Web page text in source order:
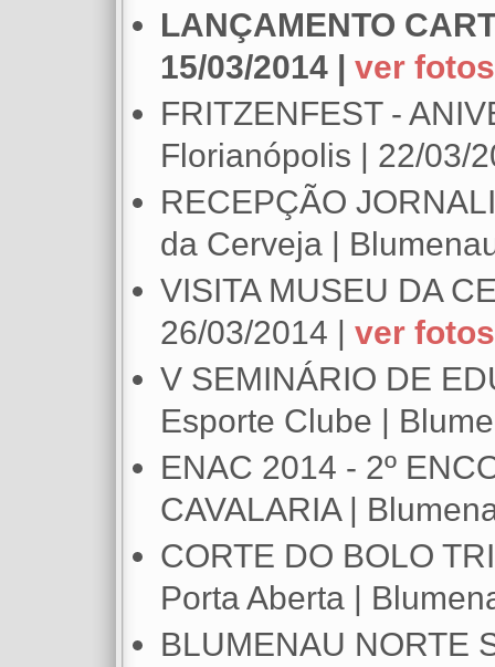
LANÇAMENTO
15/03/2014 | ver fotos
FRITZENFEST -
Florianópolis | 22/03/
RECEPÇÃO
da Cerveja |
VISITA MUSEU DA
26/03/2014 | ver fotos
V SEMINÁRIO DE
Esporte Clube |
ENAC 2014 - 2º
CAVALARIA |
CORTE DO BOLO
Porta Aberta |
BLUMENAU NORTE